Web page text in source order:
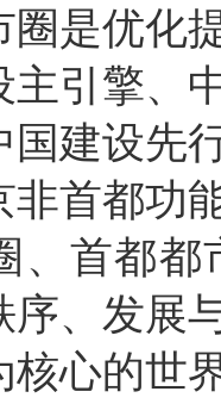
圈是优化
主引擎、
国建设先
首都功
、首都
序、发展
核心的世